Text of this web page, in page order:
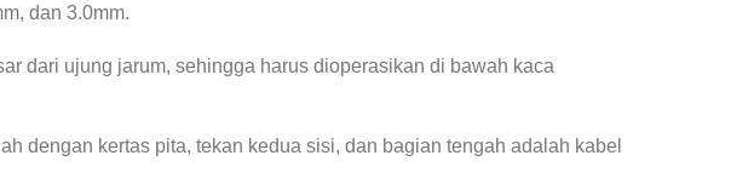
dan 3.0mm.
dari ujung jarum, sehingga harus dioperasikan di bawah kaca
dengan kertas pita, tekan kedua sisi, dan bagian tengah adalah kabel